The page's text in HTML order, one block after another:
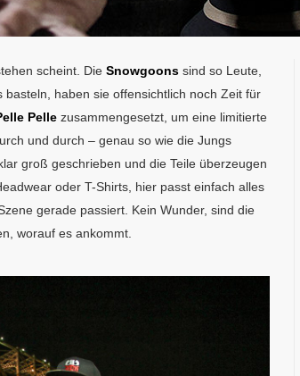
scheint. Die Snowgoons sind so Leute,
haben sie offensichtlich noch Zeit für
Pelle zusammengesetzt, um eine limitierte
und durch – genau so wie die Jungs
groß geschrieben und die Teile überzeugen
oder T-Shirts, hier passt einfach alles
gerade passiert. Kein Wunder, sind die
worauf es ankommt.